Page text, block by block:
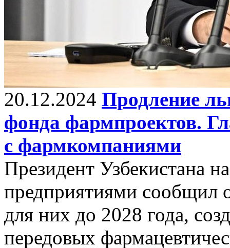
20.12.2024 Продление
фонда фармпроектов.
с фармкомпаниями
Президент Узбекистана
предприятиями сообщил
для них до 2028 года,
передовых